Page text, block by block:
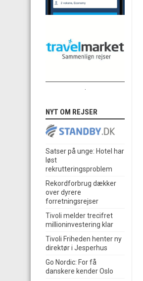
NYT OM REJSER
Satser på unge: Hotel har
løst
rekrutteringsproblem
Rekordforbrug dækker
over dyrere
forretningsrejser
Tivoli melder trecifret
millioninvestering klar
Tivoli Friheden henter ny
direktør i Jesperhus
Go Nordic: For få
danskere kender Oslo